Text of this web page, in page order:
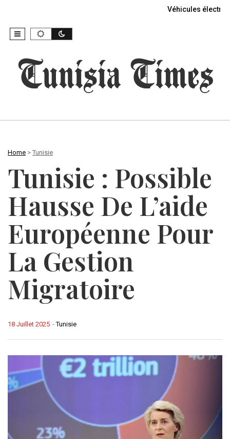
Véhicules
Home > Tunisie
Tunisie : Possible
Hausse De L’aide
Européenne Pour
La Gestion
Migratoire
-Tunisie
18 Juillet 2025